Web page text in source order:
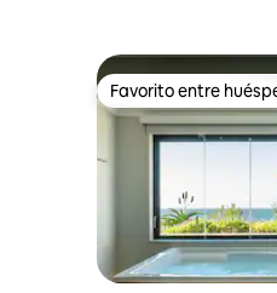
Favorito entre
Favorito entre